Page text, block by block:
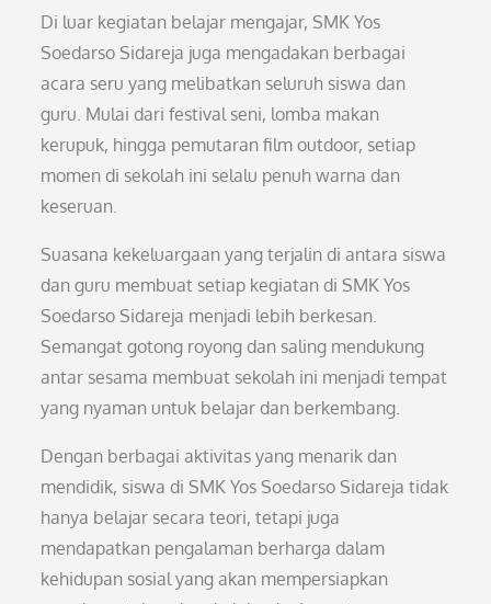
Di luar kegiatan belajar mengajar, SMK Yos
Soedarso Sidareja juga mengadakan berbagai
acara seru yang melibatkan seluruh siswa dan
guru. Mulai dari festival seni, lomba makan
kerupuk, hingga pemutaran film outdoor, setiap
momen di sekolah ini selalu penuh warna dan
keseruan.
Suasana kekeluargaan yang terjalin di antara siswa
dan guru membuat setiap kegiatan di SMK Yos
Soedarso Sidareja menjadi lebih berkesan.
Semangat gotong royong dan saling mendukung
antar sesama membuat sekolah ini menjadi tempat
yang nyaman untuk belajar dan berkembang.
Dengan berbagai aktivitas yang menarik dan
mendidik, siswa di SMK Yos Soedarso Sidareja tidak
hanya belajar secara teori, tetapi juga
mendapatkan pengalaman berharga dalam
kehidupan sosial yang akan mempersiapkan